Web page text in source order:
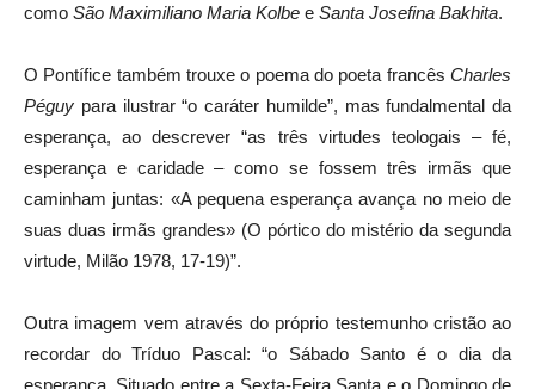
como São Maximiliano Maria Kolbe e Santa Josefina Bakhita.
O Pontífice também trouxe o poema do poeta francês Charles
Péguy para ilustrar “o caráter humilde”, mas fundalmental da
esperança, ao descrever “as três virtudes teologais – fé,
esperança e caridade – como se fossem três irmãs que
caminham juntas: «A pequena esperança avança no meio de
suas duas irmãs grandes» (O pórtico do mistério da segunda
virtude, Milão 1978, 17-19)”.
Outra imagem vem através do próprio testemunho cristão ao
recordar do Tríduo Pascal: “o Sábado Santo é o dia da
esperança. Situado entre a Sexta-Feira Santa e o Domingo de